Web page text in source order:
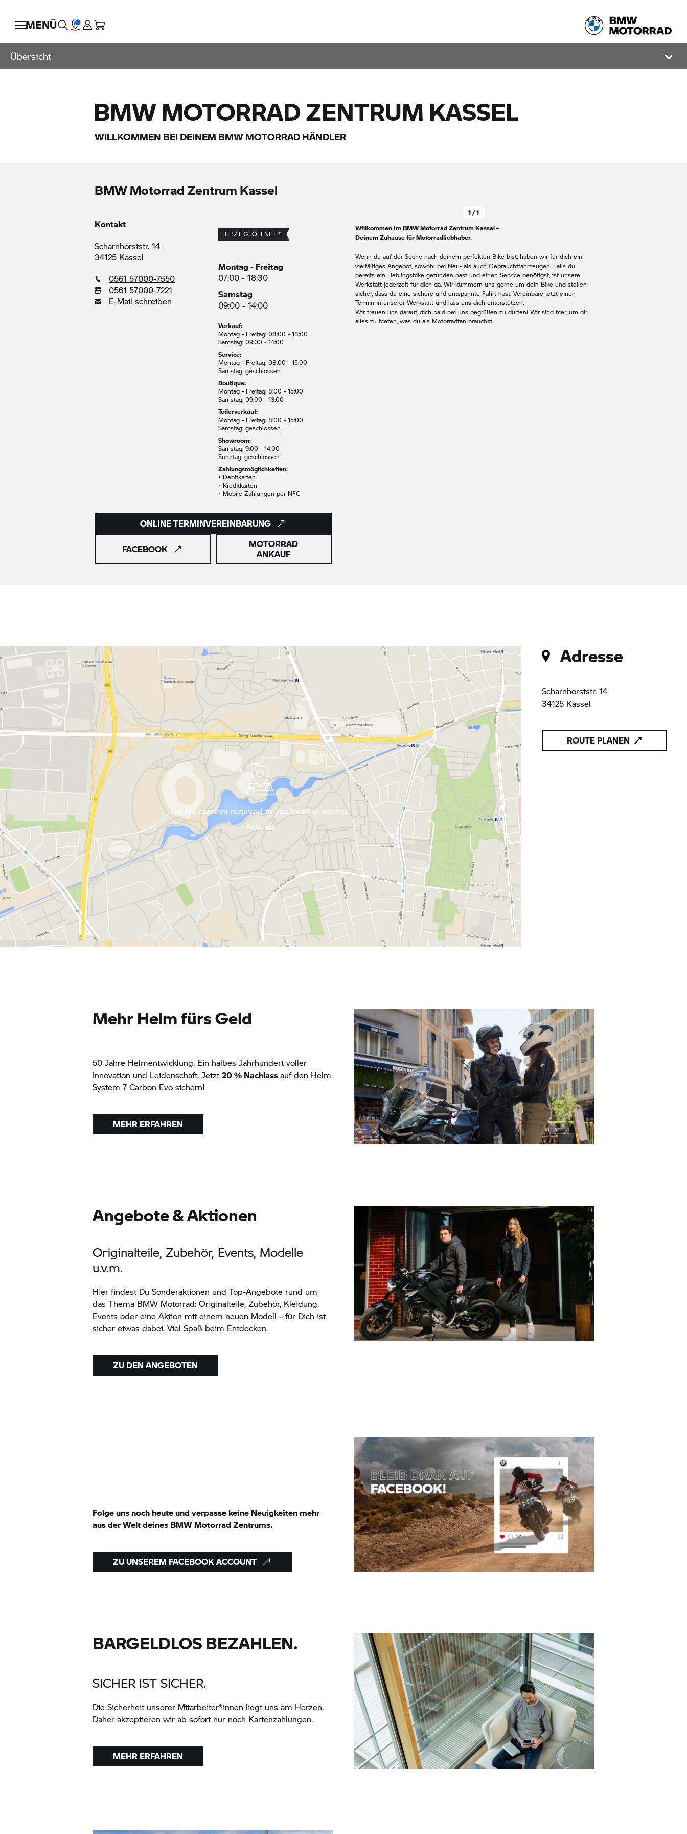
MENÜ
Übersicht
BMW MOTORRADZENTRUM KASSEL
WILLKOMMEN BEI DEINEM BMW MOTORRADHÄNDLER
BMW MotorradZentrum Kassel
Kontakt
Scharnhorststr. 14
34125 Kassel
0561 57000-7550
0561 57000-7221
E-Mail schreiben
JETZT GEÖFFNET *
Montag - Freitag
07:00 - 18:30
Samstag
09:00 - 14:00
Verkauf:
Montag - Freitag: 08:00 - 18:00
Samstag: 09:00 - 14:00
Service:
Montag - Freitag: 08.00 - 15:00
Samstag: geschlossen
Boutique:
Montag - Freitag: 8:00 - 15:00
Samstag: 09:00 - 13:00
Teilerverkauf:
Montag - Freitag: 8:00 - 15:00
Samstag: geschlossen
Showroom:
Samstag: 9:00 - 14:00
Sonntag: geschlossen
Zahlungsmöglichkeiten:
• Debitkarten
• Kreditkarten
• Mobile Zahlungen per NFC
ONLINE TERMINVEREINBARUNG
FACEBOOK
MOTORRAD
ANKAUF
1 / 1
Willkommen imBMW MotorradZentrum Kassel –
Deinem Zuhause für Motorradliebhaber.
Wenn du auf der Suche nach deinem perfekten Bike bist, haben wir für dich ein
vielfältiges Angebot, sowohl bei Neu- als auch Gebrauchtfahrzeugen. Falls du
bereits ein Lieblingsbike gefunden hast und einen Service benötigst, ist unsere
Werkstatt jederzeit für dich da. Wir kümmern uns gerne um dein Bike und stellen
sicher, dass du eine sichere und entspannte Fahrt hast. Vereinbare jetzt einen
Termin in unserer Werkstatt und lass uns dich unterstützen.
Wir freuen uns darauf, dich bald bei uns begrüßen zu dürfen! Wir sind hier, um dir
alles zu bieten, was du als Motorradfan brauchst.
Adresse
Scharnhorststr. 14
34125 Kassel
ROUTE PLANEN
Cookie consent required to use location service.
Activate
Mehr Helm fürs Geld
50 Jahre Helmentwicklung. Ein halbes Jahrhundert voller
Innovation und Leidenschaft. Jetzt20 % Nachlassauf den Helm
System 7 Carbon Evo sichern!
MEHR ERFAHREN
Angebote & Aktionen
Originalteile, Zubehör, Events, Modelle
u.v.m.
Hier findest Du Sonderaktionen und Top-Angebote rund um
das Thema BMW Motorrad: Originalteile, Zubehör, Kleidung,
Events oder eine Aktion mit einem neuen Modell – für Dich ist
sicher etwas dabei. Viel Spaß beim Entdecken.
ZU DEN ANGEBOTEN
Folge uns noch heute und verpasse keine Neuigkeiten mehr
aus der Welt deines BMW Motorrad Zentrums.
ZU UNSEREM FACEBOOK ACCOUNT
BARGELDLOS BEZAHLEN.
SICHER IST SICHER.
Die Sicherheit unserer Mitarbeiter*innen liegt uns am Herzen.
Daher akzeptieren wir ab sofort nur noch Kartenzahlungen.
MEHR ERFAHREN